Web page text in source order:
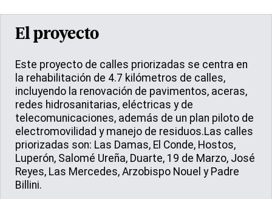
El proyecto
Este proyecto de calles priorizadas se centra en
la rehabilitación de 4.7 kilómetros de calles,
incluyendo la renovación de pavimentos, aceras,
redes hidrosanitarias, eléctricas y de
telecomunicaciones, además de un plan piloto de
electromovilidad y manejo de residuos.Las calles
priorizadas son: Las Damas, El Conde, Hostos,
Luperón, Salomé Ureña, Duarte, 19 de Marzo, José
Reyes, Las Mercedes, Arzobispo Nouel y Padre
Billini.